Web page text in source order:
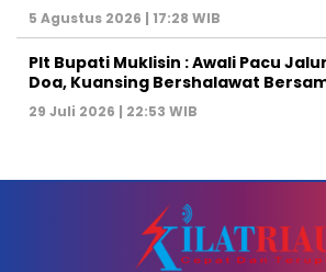
5 Agustus 2026 | 17:28 WIB
Plt Bupati Muklisin : Awali Pacu
Doa, Kuansing Bershalawat
29 Juli 2026 | 22:53 WIB